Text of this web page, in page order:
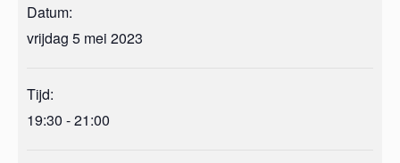
Datum:
vrijdag 5 mei 2023
Tijd:
19:30 - 21:00